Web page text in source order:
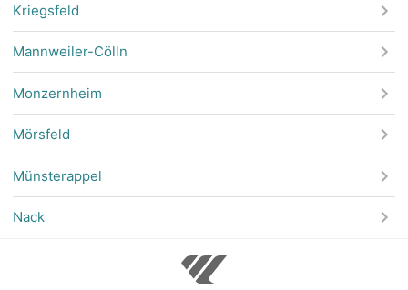
Kriegsfeld
Mannweiler-Cölln
Monzernheim
Mörsfeld
Münsterappel
Nack